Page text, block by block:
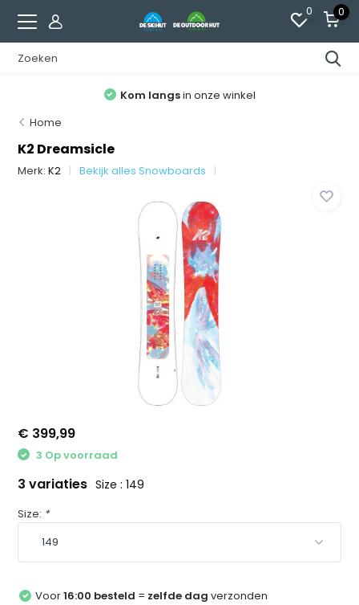
0 0
Kom langsin onze winkel
Home
K2 Dreamsicle
Merk:K2 Bekijk alles Snowboards
€ 399,99
3 Op voorraad
3 variaties Size : 149
Size: *
Voor16:00 besteld = zelfde dag verzonden